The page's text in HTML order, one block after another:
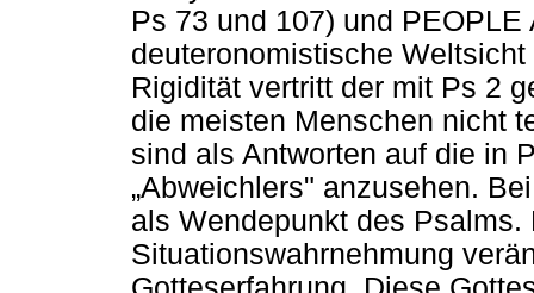
Ps 73 und 107) und
deuteronomistische
Rigidität vertritt der mit Ps 2
die meisten Menschen nicht
sind als Antworten auf die in
„Abweichlers" anzusehen.
als Wendepunkt des Psalms.
Situationswahrnehmung